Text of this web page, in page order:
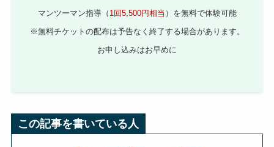
マンツーマン指導（ 1回5,500円相当 ）を無料で体験可能
※無料チケットの配布は予告なく終了する場合があります。
お申し込みはお早めに
この記事を書いている人